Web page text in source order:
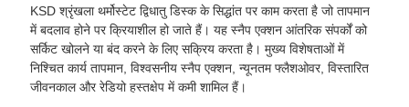
KSD श्रृंखला थर्मोस्टेट द्विधातु डिस्क के सिद्धांत पर काम करता है जो तापमान
में बदलाव होने पर क्रियाशील हो जाते हैं। यह स्नैप एक्शन आंतरिक संपर्कों को
सर्किट खोलने या बंद करने के लिए सक्रिय करता है। मुख्य विशेषताओं में
निश्चित कार्य तापमान, विश्वसनीय स्नैप एक्शन, न्यूनतम फ्लैशओवर, विस्तारित
जीवनकाल और रेडियो हस्तक्षेप में कमी शामिल हैं।